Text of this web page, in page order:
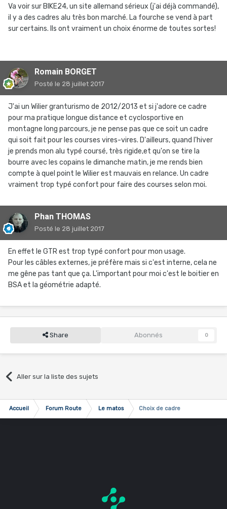
Va voir sur BIKE24, un site allemand sérieux (j'ai déjà commandé),
il y a des cadres alu très bon marché. La fourche se vend à part
sur certains. Ils ont vraiment un choix énorme de toutes sortes!
Romain BORGET
Posté le 28 juillet 2017
J'ai un Wilier granturismo de 2012/2013 et si j'adore ce cadre
pour ma pratique longue distance et cyclosportive en
montagne long parcours, je ne pense pas que ce soit un cadre
qui soit fait pour les courses vires-vires. D'ailleurs, quand l'hiver
je prends mon alu typé coursé, très rigide,et qu'on se tire la
bourre avec les copains le dimanche matin, je me rends bien
compte à quel point le Wilier est mauvais en relance. Un cadre
vraiment trop typé confort pour faire des courses selon moi.
Phan THOMAS
Posté le 28 juillet 2017
En effet le GTR est trop typé confort pour mon usage.
Pour les câbles externes, je préfère mais si c'est interne, cela ne
me gêne pas tant que ça. L'important pour moi c'est le boitier en
BSA et la géométrie adapté.
Share Abonnés 0
Aller sur la liste des sujets
Accueil Forum Route Le matos Choix de cadre